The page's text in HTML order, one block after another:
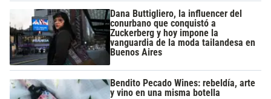
Dana Buttigliero, la influencer del
conurbano que conquistó a
Zuckerberg y hoy impone la
vanguardia de la moda tailandesa en
Buenos Aires
Bendito Pecado Wines: rebeldía, arte
y vino en una misma botella